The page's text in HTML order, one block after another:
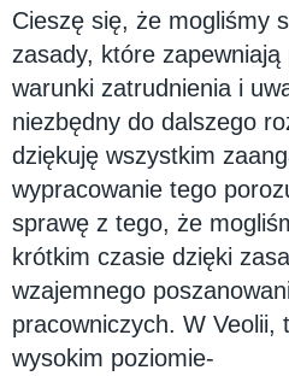
Cieszę się, że mogliśmy
zasady, które
warunki zatrudnienia i
niezbędny do dalszego
dziękuję wszystkim
wypracowanie tego
sprawę z tego, że
krótkim czasie dzięki
wzajemnego
pracowniczych. W Veolii,
wysokim poziomie-